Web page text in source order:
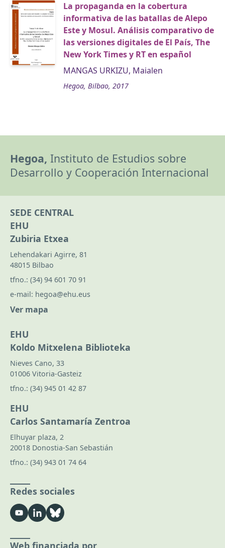
La propaganda en la cobertura
informativa de las batallas de Alepo
Este y Mosul. Análisis comparativo de
las versiones digitales de El País, The
New York Times y RT en español
MANGAS URKIZU, Maialen
Hegoa, Bilbao, 2017
Hegoa, Instituto de Estudios sobre
Desarrollo y Cooperación Internacional
SEDE CENTRAL
EHU
Zubiria Etxea
Lehendakari Agirre, 81
48015 Bilbao
tfno.: (34) 94 601 70 91
e-mail: hegoa@ehu.eus
Ver mapa
EHU
Koldo Mitxelena Biblioteka
Nieves Cano, 33
01006 Vitoria-Gasteiz
tfno.: (34) 945 01 42 87
EHU
Carlos Santamaría Zentroa
Elhuyar plaza, 2
20018 Donostia-San Sebastián
tfno.: (34) 943 01 74 64
Redes sociales